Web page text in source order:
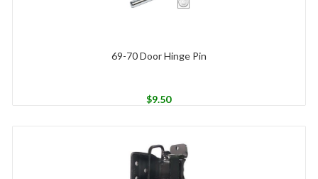
69-70 Door Hinge Pin
$9.50